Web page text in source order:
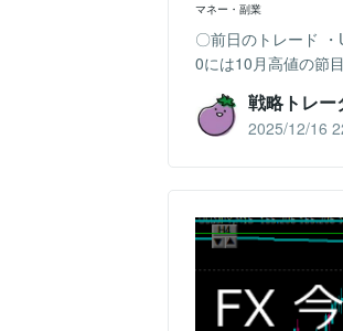
マネー・副業
〇前日のトレード
0には10月高値の節
戦略トレー
2025/12/16